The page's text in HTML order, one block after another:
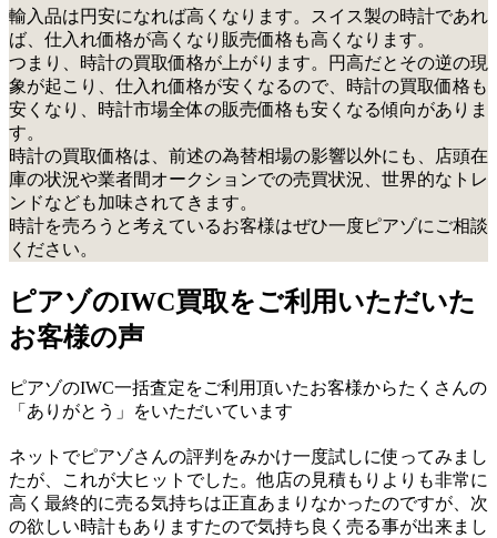
輸入品は円安になれば高くなります。スイス製の時計であれ
ば、仕入れ価格が高くなり販売価格も高くなります。
つまり、時計の買取価格が上がります。円高だとその逆の現
象が起こり、仕入れ価格が安くなるので、時計の買取価格も
安くなり、時計市場全体の販売価格も安くなる傾向がありま
す。
時計の買取価格は、前述の為替相場の影響以外にも、店頭在
庫の状況や業者間オークションでの売買状況、世界的なトレ
ンドなども加味されてきます。
時計を売ろうと考えているお客様はぜひ一度ピアゾにご相談
ください。
ピアゾのIWC買取をご利用いただいた
お客様の声
ピアゾのIWC一括査定をご利用頂いたお客様からたくさんの
「ありがとう」をいただいています
ネットでピアゾさんの評判をみかけ一度試しに使ってみまし
たが、これが大ヒットでした。他店の見積もりよりも非常に
高く最終的に売る気持ちは正直あまりなかったのですが、次
の欲しい時計もありますたので気持ち良く売る事が出来まし